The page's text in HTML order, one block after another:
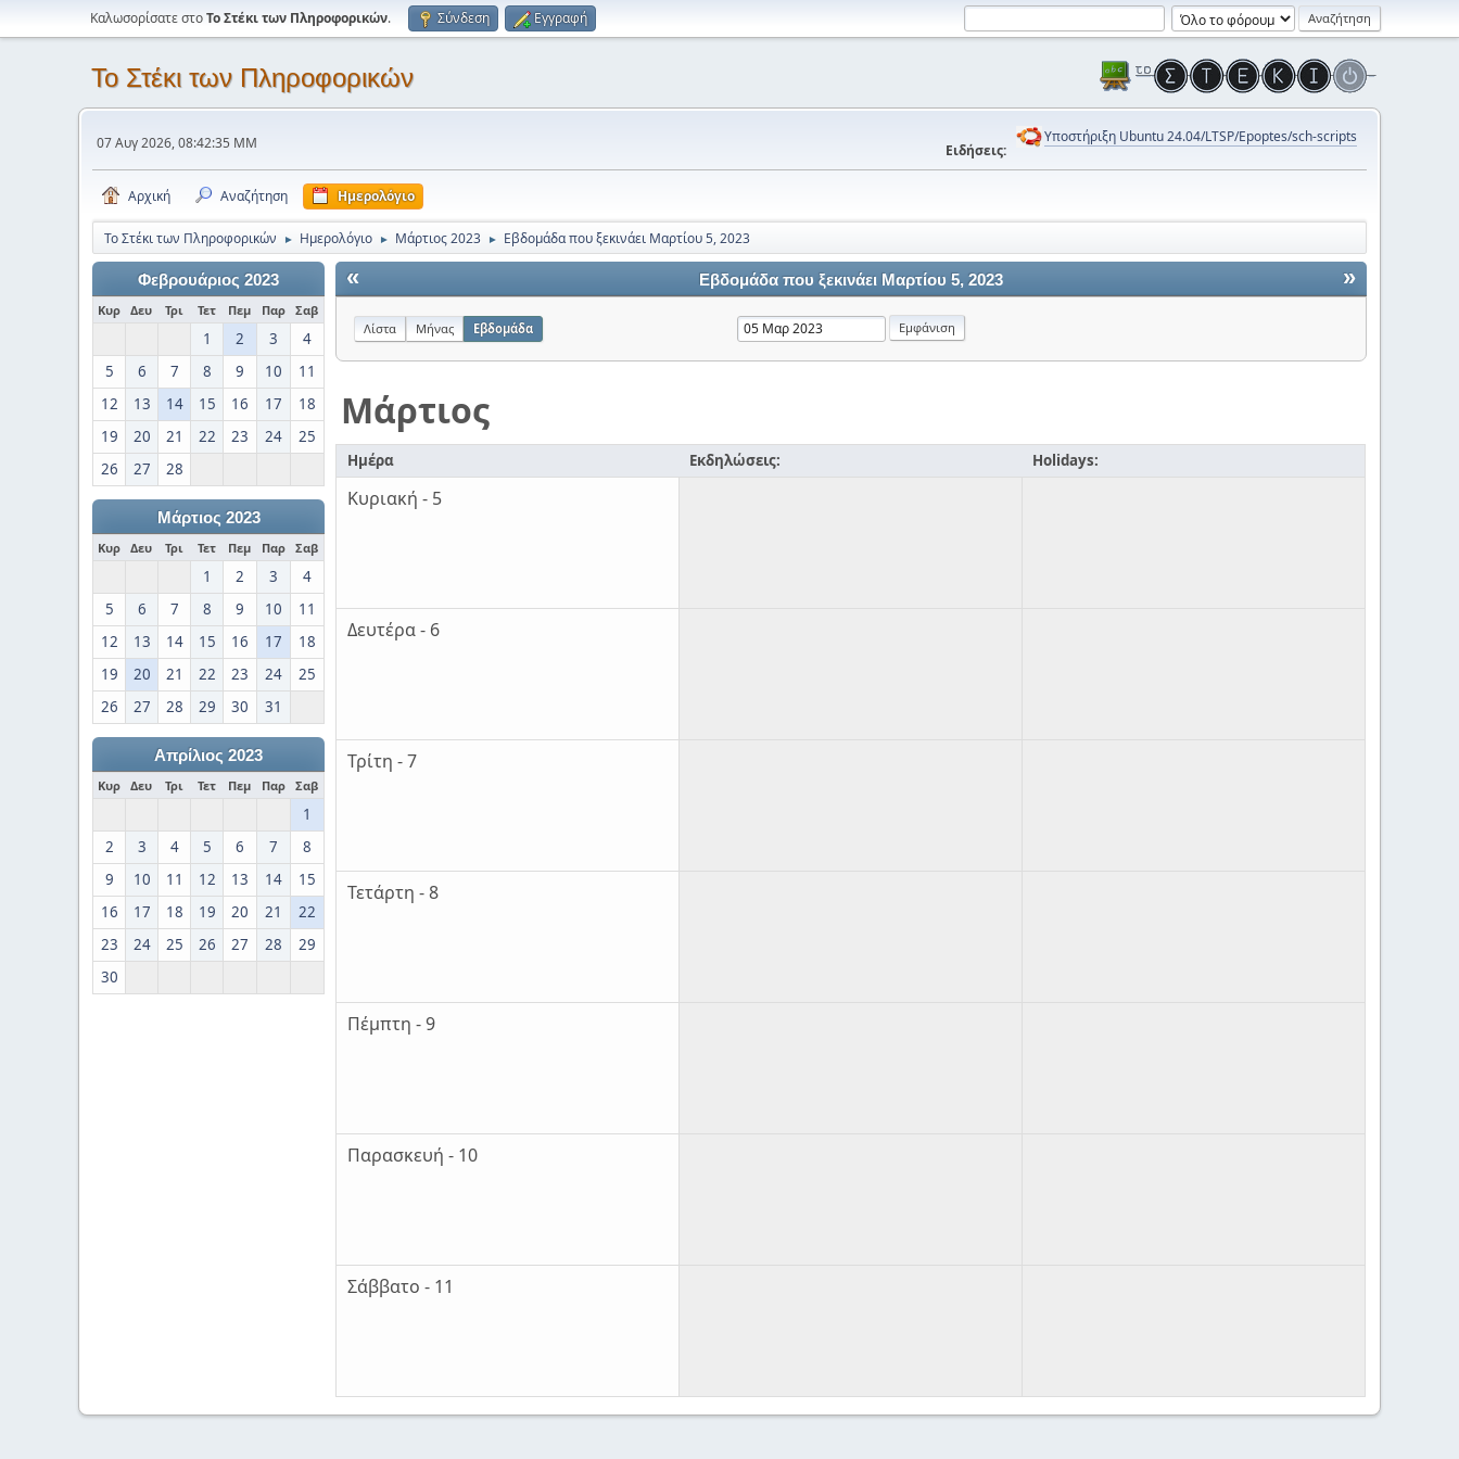
Καλωσορίσατε στοΤο Στέκι των Πληροφορικών. Σύνδεση Εγγραφή
Το Στέκι των Πληροφορικών
07 Αυγ 2026, 08:42:35 ΜΜ Ειδήσεις:
Υποστήριξη Ubuntu 24.04/LTSP/Epoptes/sch-scripts
Αρχική Αναζήτηση Ημερολόγιο
Το Στέκι των Πληροφορικών ► Ημερολόγιο ► Μάρτιος 2023 ► Εβδομάδα που ξεκινάει Μαρτίου 5, 2023
Φεβρουάριος 2023
Κυρ Δευ Τρι Τετ Πεμ Παρ Σαβ
1 2 3
4
5
6 7 8 9 10
11
12
13 14 15 16 17
18
19
20 21 22 23 24
25
26
27 28
Μάρτιος 2023
Κυρ Δευ Τρι Τετ Πεμ Παρ Σαβ
1 2 3
4
5
6 7 8 9 10
11
12
13 14 15 16 17
18
19
20 21 22 23 24
25
26
27 28 29 30 31
Απρίλιος 2023
Κυρ Δευ Τρι Τετ Πεμ Παρ Σαβ
1
2
3 4 5 6 7
8
9
10 11 12 13 14
15
16
17 18 19 20 21
22
23
24 25 26 27 28
29
30
« »
Εβδομάδα που ξεκινάει Μαρτίου 5, 2023
Λίστα Μήνας Εβδομάδα
Μάρτιος
Ημέρα Εκδηλώσεις: Holidays:
Κυριακή - 5
Δευτέρα - 6
Τρίτη - 7
Τετάρτη - 8
Πέμπτη - 9
Παρασκευή - 10
Σάββατο - 11